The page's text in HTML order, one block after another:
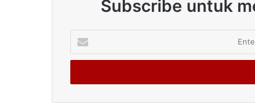
Subscribe untuk
your
Email